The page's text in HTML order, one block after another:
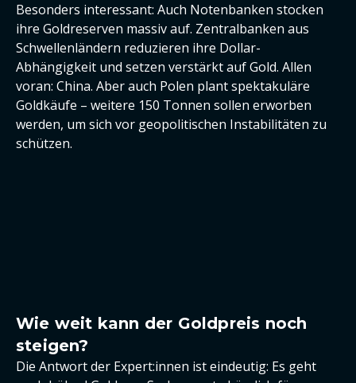
Besonders interessant: Auch Notenbanken stocken
ihre Goldreserven massiv auf. Zentralbanken aus
Schwellenländern reduzieren ihre Dollar-
Abhängigkeit und setzen verstärkt auf Gold. Allen
voran: China. Aber auch Polen plant spektakuläre
Goldkäufe – weitere 150 Tonnen sollen erworben
werden, um sich vor geopolitischen Instabilitäten zu
schützen.
Wie weit kann der Goldpreis noch
steigen?
Die Antwort der Expert:innen ist eindeutig: Es geht